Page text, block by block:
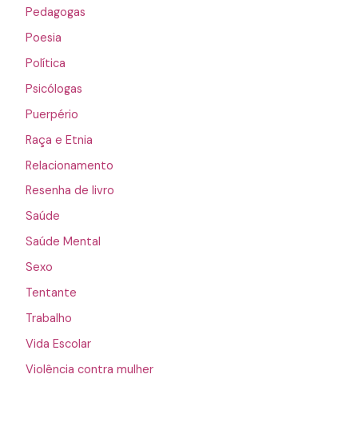
Pedagogas
Poesia
Política
Psicólogas
Puerpério
Raça e Etnia
Relacionamento
Resenha de livro
Saúde
Saúde Mental
Sexo
Tentante
Trabalho
Vida Escolar
Violência contra mulher